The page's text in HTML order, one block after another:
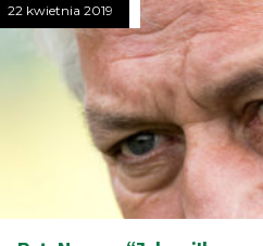
Tabela
terminarz
Kontakt
22 kwietnia 2019